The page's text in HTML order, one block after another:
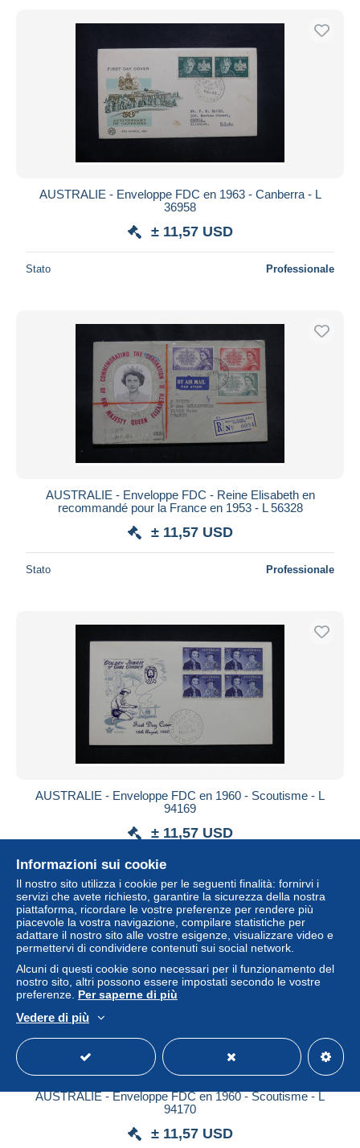
AUSTRALIE - Enveloppe FDC en 1963 - Canberra - L
36958
± 11,57 USD
Stato Professionale
AUSTRALIE - Enveloppe FDC - Reine Elisabeth en
recommandé pour la France en 1953 - L 56328
± 11,57 USD
Stato Professionale
AUSTRALIE - Enveloppe FDC en 1960 - Scoutisme - L
94169
± 11,57 USD
Stato
AUSTRALIE - Enveloppe FDC en 1960 - Scoutisme - L
94170
± 11,57 USD
Informazioni sui cookie
Il nostro sito utilizza i cookie per le seguenti finalità: fornirvi i
servizi che avete richiesto, garantire la sicurezza della nostra
piattaforma, ricordare le vostre preferenze per rendere più
piacevole la vostra navigazione, compilare statistiche per
adattare il nostro sito alle vostre esigenze, visualizzare video e
permettervi di condividere contenuti sui social network.
Alcuni di questi cookie sono necessari per il funzionamento del
nostro sito, altri possono essere impostati secondo le vostre
preferenze. Per saperne di più
Vedere di più